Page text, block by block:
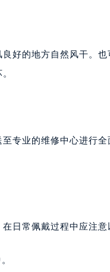
好的地方自然风干。
专业的维修中心进行
日常佩戴过程中应注意